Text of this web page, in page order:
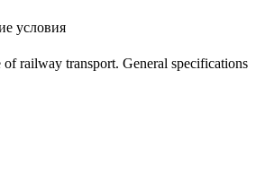
условия
railway transport. General specifications